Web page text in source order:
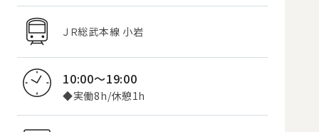
ＪＲ総武本線 小岩
10:00～19:00
◆実働8h/休憩1h